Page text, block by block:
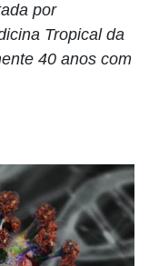
por
Tropical da
40 anos com